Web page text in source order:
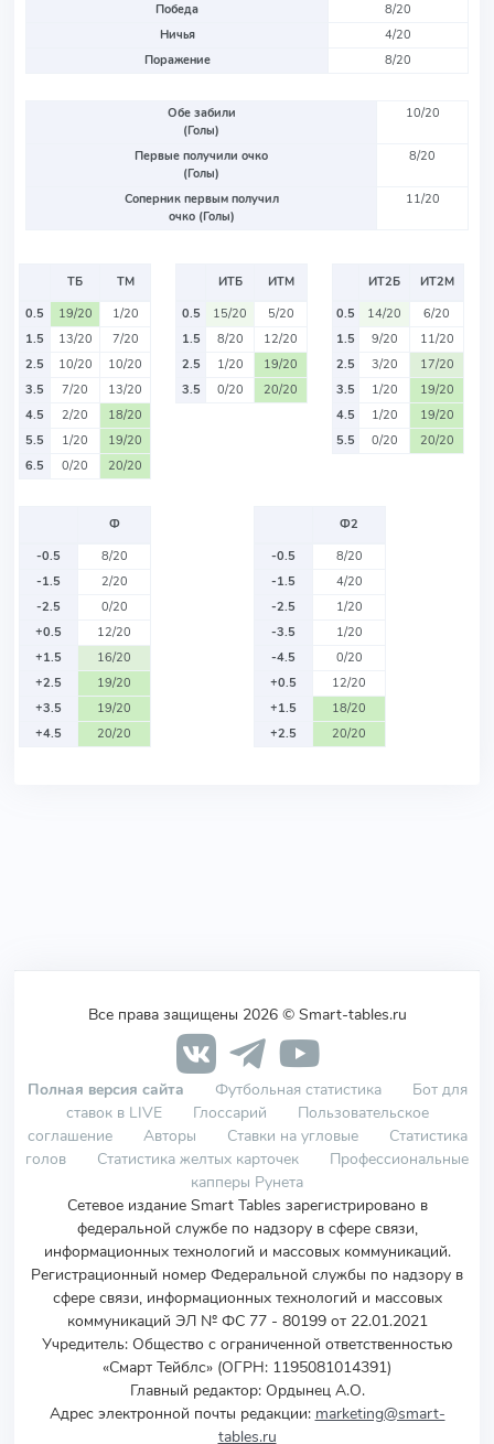
Победа
8/20
Ничья
4/20
Поражение
8/20
Обе забили
(Голы)
10/20
Первые получили очко
(Голы)
8/20
Соперник первым получил
очко (Голы)
11/20
ТБ
ТМ
0.5
19/20
1/20
1.5
13/20
7/20
2.5
10/20
10/20
3.5
7/20
13/20
4.5
2/20
18/20
5.5
1/20
19/20
6.5
0/20 20/20
ИТБ
ИТМ
0.5
15/20
5/20
1.5
8/20
12/20
2.5
1/20
19/20
3.5
0/20 20/20
ИТ2Б
ИТ2М
0.5
14/20
6/20
1.5
9/20
11/20
2.5
3/20
17/20
3.5
1/20
19/20
4.5
1/20
19/20
5.5
0/20 20/20
Ф
-0.5
8/20
-1.5
2/20
-2.5
0/20
+0.5
12/20
+1.5
16/20
+2.5
19/20
+3.5
19/20
+4.5
20/20
Ф2
-0.5
8/20
-1.5
4/20
-2.5
1/20
-3.5
1/20
-4.5
0/20
+0.5
12/20
+1.5
18/20
+2.5
20/20
Все права защищены 2026 © Smart-tables.ru
Полная версия сайта Футбольная статистика
Бот для
ставок в LIVE
Глоссарий
Пользовательское
соглашение
Авторы Ставки на угловые
Статистика
голов
Статистика желтых карточек
Профессиональные
капперы Рунета
Сетевое издание Smart Tables зарегистрировано в
федеральной службе по надзору в сфере связи,
информационных технологий и массовых коммуникаций.
Регистрационный номер Федеральной службы по надзору в
сфере связи, информационных технологий и массовых
коммуникаций ЭЛ № ФС 77 - 80199 от 22.01.2021
Учредитель: Общество с ограниченной ответственностью
«Смарт Тейблс» (ОГРН: 1195081014391)
Главный редактор: Ордынец А.О.
Адрес электронной почты редакции: marketing@smart-
tables.ru